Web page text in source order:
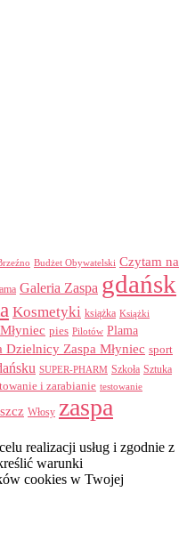
Budżet Obywatelski Czytam na
Galeria Zaspa gdańsk
Kosmetyki książka Książki
Młyniec pies Pilotów Plama
Dzielnicy Zaspa Młyniec sport
SUPER-PHARM Szkoła Sztuka
i zarabianie testowanie
Włosy zaspa
realizacji usług i zgodnie z
warunki
cookies w Twojej